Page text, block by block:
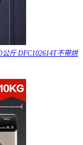
斤 DFC102614T不带烘